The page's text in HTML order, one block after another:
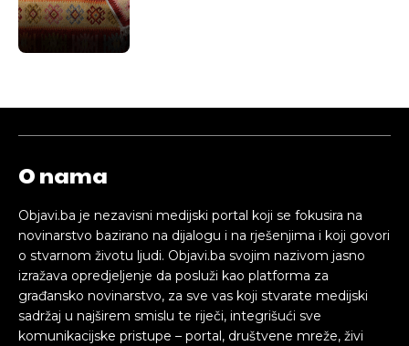
O nama
Objavi.ba je nezavisni medijski portal koji se fokusira na
novinarstvo bazirano na dijalogu i na rješenjima i koji govori
o stvarnom životu ljudi. Objavi.ba svojim nazivom jasno
izražava opredjeljenje da posluži kao platforma za
građansko novinarstvo, za sve vas koji stvarate medijski
sadržaj u najširem smislu te riječi, integrišući sve
komunikacijske pristupe – portal, društvene mreže, živi